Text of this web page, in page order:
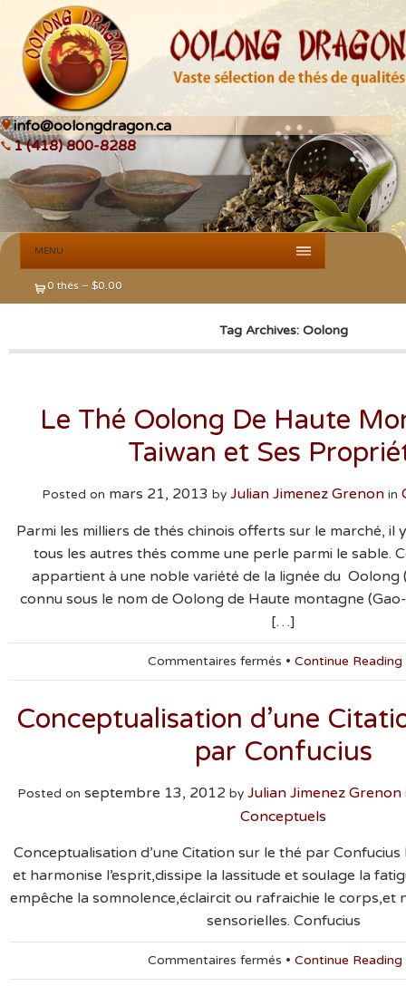
info@oolongdragon.ca
1 (418) 800-8288
MENU
0 thés – $0.00
Tag Archives: Oolong
Le Thé Oolong De Haute
Taiwan et Ses
Posted on mars 21, 2013 by Julian Jimenez Grenon in
Parmi les milliers de thés chinois offerts sur le marché, il
tous les autres thés comme une perle parmi le sable.
appartient à une noble variété de la lignée du Oolong
connu sous le nom de Oolong de Haute montagne
[…]
Commentaires fermés sur
Le
Oolong
De
Haute
de
et
Propriétés
• Continue
Conceptualisation d’une
par Confucius
Posted on septembre 13, 2012 by Julian Jimenez Grenon
Conceptuels
Conceptualisation d’une Citation sur le thé par Confucius
et harmonise l’esprit,dissipe la lassitude et soulage la
empêche la somnolence,éclaircit ou rafraichie le corps,et
sensorielles. Confucius
Commentaires fermés sur
Conceptualisation
• Continue